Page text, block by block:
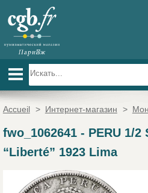
Accueil > Интернет-магазин >
fwo_1062641- PERU 1/2
“Liberté” 1923 Lima